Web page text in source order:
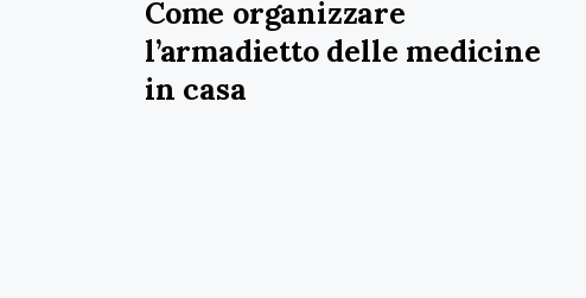
Come organizzare
l’armadietto delle medicine
in casa